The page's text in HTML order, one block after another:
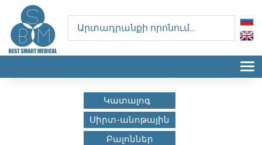
Կատալոգ
Սիրտ-անոթային
Բալոններ